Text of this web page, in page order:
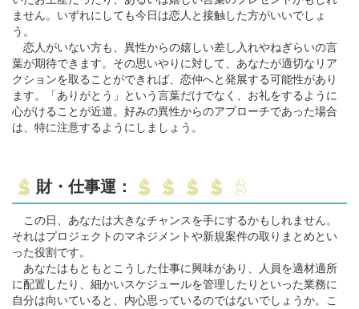
ません。いずれにしても今日は恋人と接触した方がいいでしょ
う。
恋人がいない方も、異性からの嬉しい差し入れやねぎらいの言
葉が期待できます。その思いやりに対して、あなたが適切なリア
クションを取ることができれば、恋仲へと発展する可能性があり
ます。「ありがとう」という言葉だけでなく、お礼をするように
心がけることが近道。好みの異性からのアプローチであった場合
は、特に注意するようにしましょう。
財・仕事運：
この日、あなたは大きなチャンスを手にするかもしれません。
それはプロジェクトのマネジメントや新規案件の取りまとめとい
った役割です。
あなたはもともとこうした仕事に興味があり、人員を適材適所
に配置したり、細かいスケジュールを管理したりといった業務に
自分は向いていると、内心思っているのではないでしょうか。こ